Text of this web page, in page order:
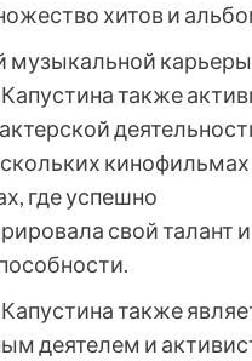
хитов и
музыкальной
также
кинофильмах
где успешно
свой талант и
также
деятелем и